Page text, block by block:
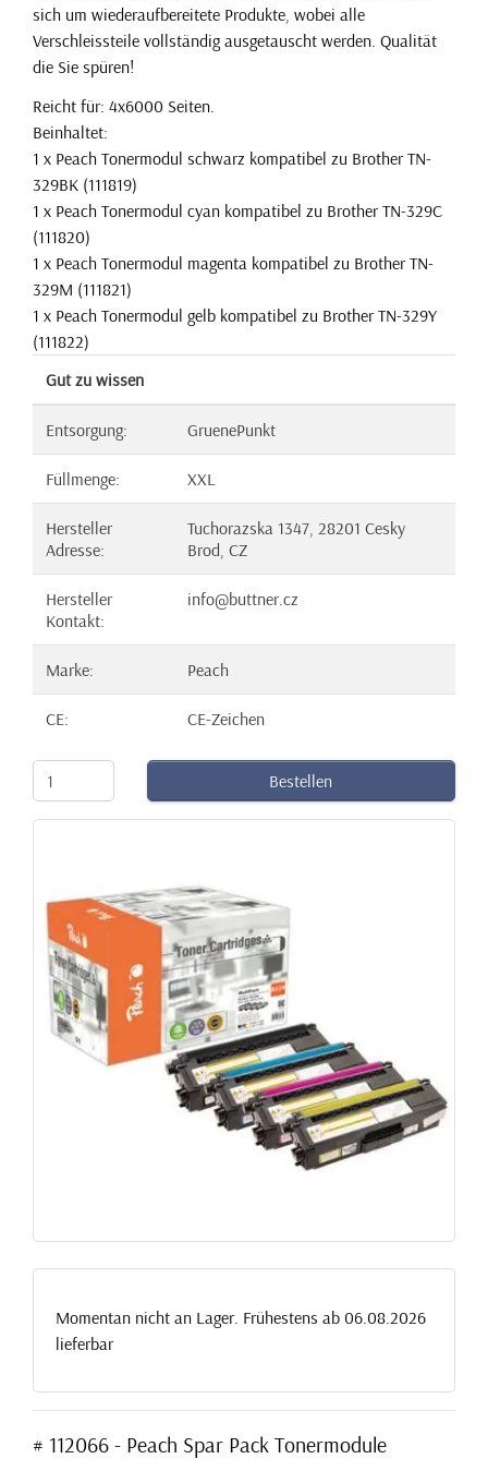
sich um wiederaufbereitete Produkte, wobei alle
Verschleissteile vollständig ausgetauscht werden. Qualität
die Sie spüren!
Reicht für: 4x6000 Seiten.
Beinhaltet:
1 x Peach Tonermodul schwarz kompatibel zu Brother TN-
329BK (111819)
1 x Peach Tonermodul cyan kompatibel zu Brother TN-329C
(111820)
1 x Peach Tonermodul magenta kompatibel zu Brother TN-
329M (111821)
1 x Peach Tonermodul gelb kompatibel zu Brother TN-329Y
(111822)
Gut zu wissen
Entsorgung: GruenePunkt
Füllmenge: XXL
Hersteller
Adresse:
Tuchorazska 1347, 28201 Cesky
Brod, CZ
Hersteller
Kontakt:
info@buttner.cz
Marke: Peach
CE: CE-Zeichen
Bestellen
Momentan nicht an Lager. Frühestens ab 06.08.2026
lieferbar
# 112066 - Peach Spar Pack Tonermodule